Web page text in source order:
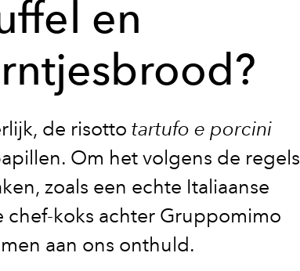
en
de risotto tartufo e porcini
Om het volgens de regels
zoals een echte Italiaanse
chef-koks achter Gruppomimo
aan ons onthuld.